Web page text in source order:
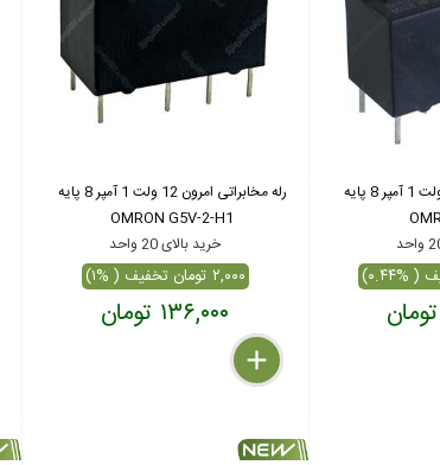
رله مخابراتی امرون 12 ولت 1 آمپر 8 پایه
رله مخابراتی امرون 12 ولت 1 آمپر 8 پایه
OMRON G5V-2-H1
خرید بالای 20 واحد
۲,۰۰۰ تومان تخفیف ( %۱)
۱۳۶,۰۰۰ تومان
delete
remove
add